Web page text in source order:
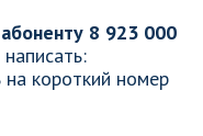
8 923 000
на короткий номер